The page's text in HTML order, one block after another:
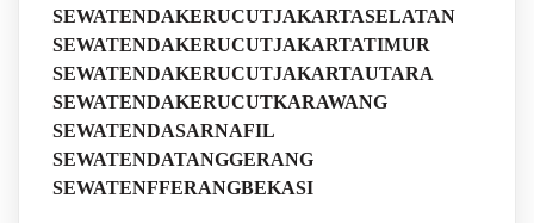
SEWATENDAKERUCUTJAKARTASELATAN
SEWATENDAKERUCUTJAKARTATIMUR
SEWATENDAKERUCUTJAKARTAUTARA
SEWATENDAKERUCUTKARAWANG
SEWATENDASARNAFIL
SEWATENDATANGGERANG
SEWATENFFERANGBEKASI